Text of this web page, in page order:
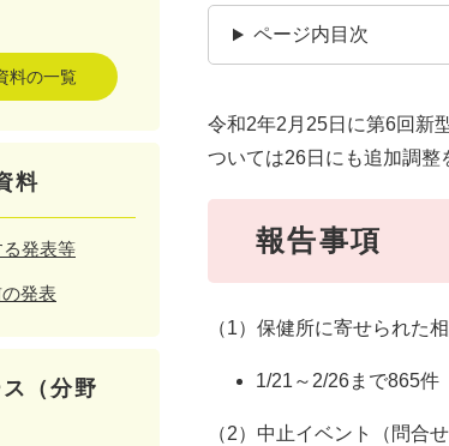
ページ内目次
令和2年2月25日に第6回新
ついては26日にも追加調整
報告事項
（1）保健所に寄せられた
1/21～2/26まで865件
（2）中止イベント（問合
料の一覧
料
発表等
発表
（分野